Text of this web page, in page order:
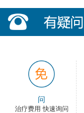
问
治疗费用 快速询问